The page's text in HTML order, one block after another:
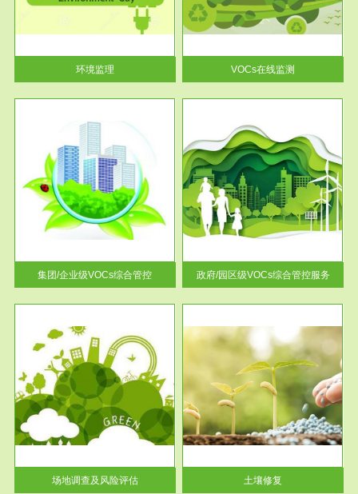
环境监理
根据《重点区域大气污染防
治“十二五”规划》有机废气净化
率达...
VOCs在线监测
集团/企业级VOCs综合管控
服务范围
政府/园区级VOCs综合管控服务
根据《石化行业挥发性有机物综
合整治方案》文件要求，到2017
年，全...
政府/园区级VOCs综合管控服务
场地调查及风险评估
服务范围
土壤修复
土壤修复